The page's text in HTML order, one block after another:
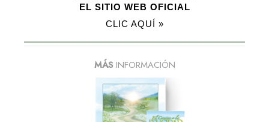
EL SITIO WEB OFICIAL
CLIC AQUÍ »
MÁSINFORMACIÓN